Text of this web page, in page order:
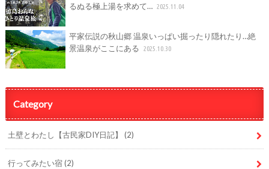
るぬる極上湯を求めて… 2025.11.04
平家伝説の秋山郷 温泉いっぱい掘ったり隠れたり…絶
景温泉がここにある
2025.10.30
Category
土壁とわたし【古民家DIY日記】 (2)
行ってみたい宿(2)